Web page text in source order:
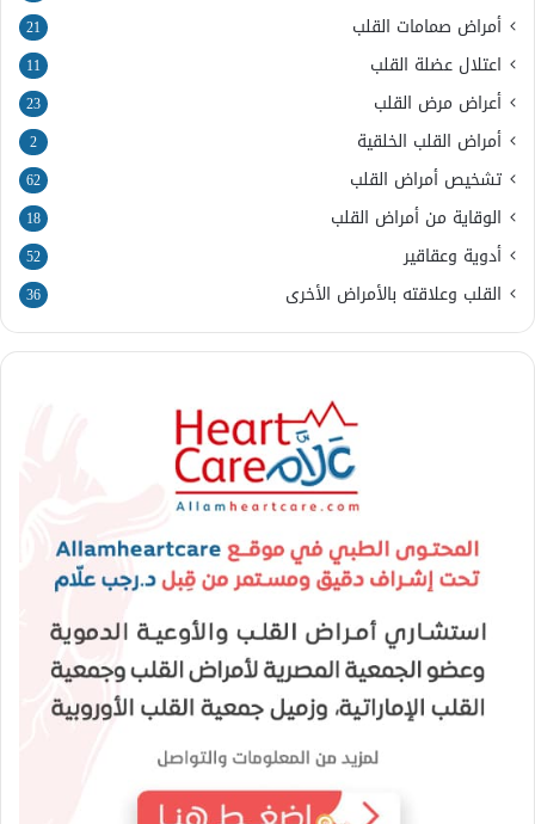
أمراض صمامات القلب 21
اعتلال عضلة القلب 11
أعراض مرض القلب 23
أمراض القلب الخلقية 2
تشخيص أمراض القلب 62
الوقاية من أمراض القلب 18
أدوية وعقاقير 52
القلب وعلاقته بالأمراض الأخرى 36